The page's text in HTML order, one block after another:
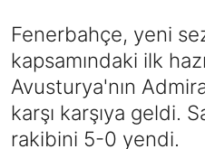
Fenerbahçe, yeni
kapsamındaki ilk
Avusturya'nın
karşı karşıya geldi.
rakibini 5-0 yendi.